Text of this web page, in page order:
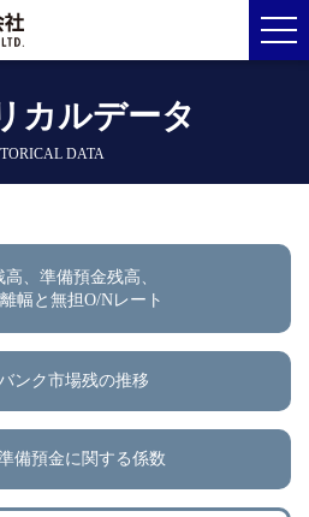
カルデータ
DATA
、準備預金残高、
幅と無担O/Nレート
ンク市場残の推移
備預金に関する係数